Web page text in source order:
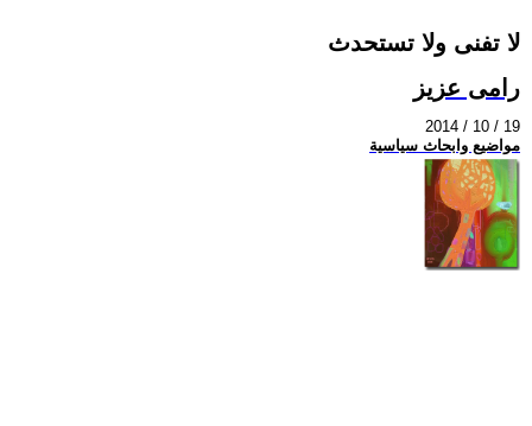
لا تفنى ولا تستحدث
رامى عزيز
2014 / 10 / 19
مواضيع وابحاث سياسية